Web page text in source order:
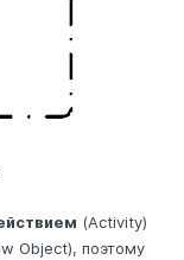
(Activity)
Object), поэтому